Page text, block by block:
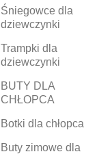
Śniegowce dla
dziewczynki
Trampki dla
dziewczynki
BUTY DLA
CHŁOPCA
Botki dla chłopca
Buty zimowe dla